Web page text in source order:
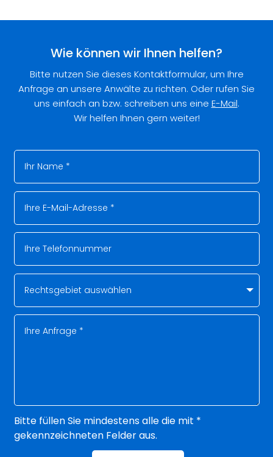
Wie können wir Ihnen helfen?
Bitte nutzen Sie dieses Kontaktformular, um Ihre
Anfrage an unsere Anwälte zu richten. Oder rufen Sie
uns einfach an bzw. schreiben uns eine E-Mail.
Wir helfen Ihnen gern weiter!
Bitte füllen Sie mindestens alle die mit *
gekennzeichneten Felder aus.